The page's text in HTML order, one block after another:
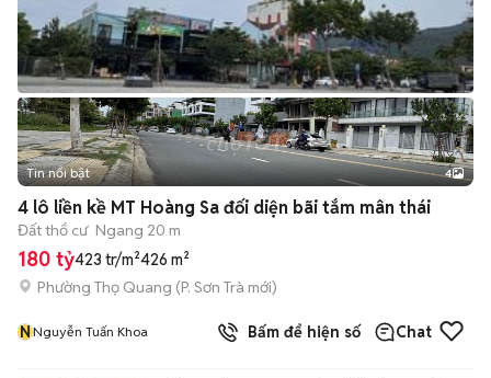
Tin nổi bật 4
4 lô liền kề MT Hoàng Sa đối diện bãi tắm mân thái
Đất thổ cư Ngang 20 m
180 tỷ423 tr/m²426 m²
Phường Thọ Quang (P. Sơn Trà mới)
NNguyễn Tuấn Khoa Bấm để hiện số Chat